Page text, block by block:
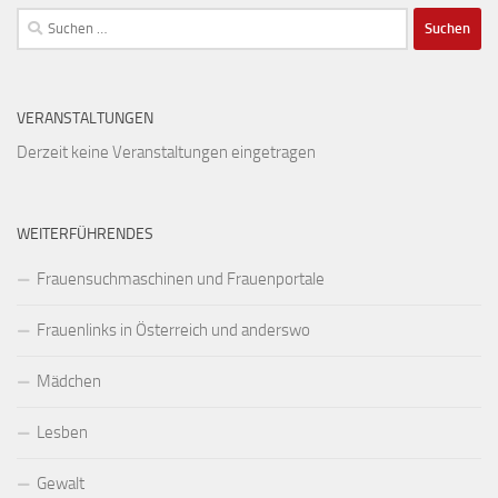
Suchen
nach:
VERANSTALTUNGEN
Derzeit keine Veranstaltungen eingetragen
WEITERFÜHRENDES
Frauensuchmaschinen und Frauenportale
Frauenlinks in Österreich und anderswo
Mädchen
Lesben
Gewalt